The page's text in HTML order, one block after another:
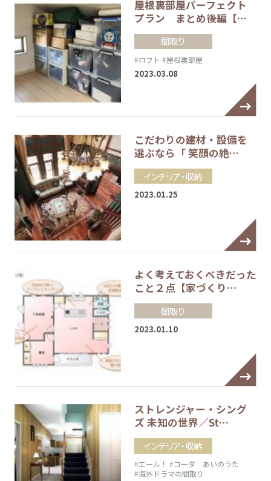
屋根裏部屋パーフェクト
プラン まとめ後編【…
間取り
#ロフト #屋根裏部屋
2023.03.08
こだわりの建材・設備を
選ぶなら「 笑顔の絶…
インテリア・収納
2023.01.25
よく考えておくべきだった
こと２点【家づくり…
間取り
2023.01.10
ストレンジャー・シング
ズ 未知の世界／St…
インテリア・収納
#エール！ #コーダ あいのうた
#海外ドラマの間取り